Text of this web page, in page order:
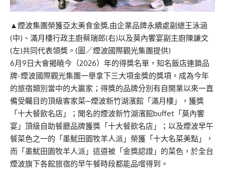
▲煙波集團榮獲亞太美食金獎,由企業品牌永續處副總王泳涵
(中)、滿月樓行政主廚蔡瑞郎(右)以及莫內饗宴副主廚陳謙文
(左)共同代表領獎。(圖／煙波國際觀光集團提供)
6月9日大會揭曉今（2026）年的得獎名單，知名飯店連鎖品
牌-煙波國際觀光集團一舉拿下三大項金獎的獎項，成為今年
的旅宿類別當中的大贏家；得獎的品牌分別有自開業以來一直
備受矚目的頂級客家菜─煙波新竹湖濱館「滿月樓」，獲獎
「十大餐飲名店」；聞名的煙波新竹湖濱館buffet「莫內饗
宴」頂級自助餐廳品牌獲獎「十大餐飲名店」；以及煙波早午
餐菜色之一的「墨魷田園牧羊人派」榮獲「十大名菜美點」，
而「墨魷田園牧羊人派」這道被「金獎認證」的菜色，於全台
煙波旗下各館旅宿的早午餐時段都能品嚐得到。